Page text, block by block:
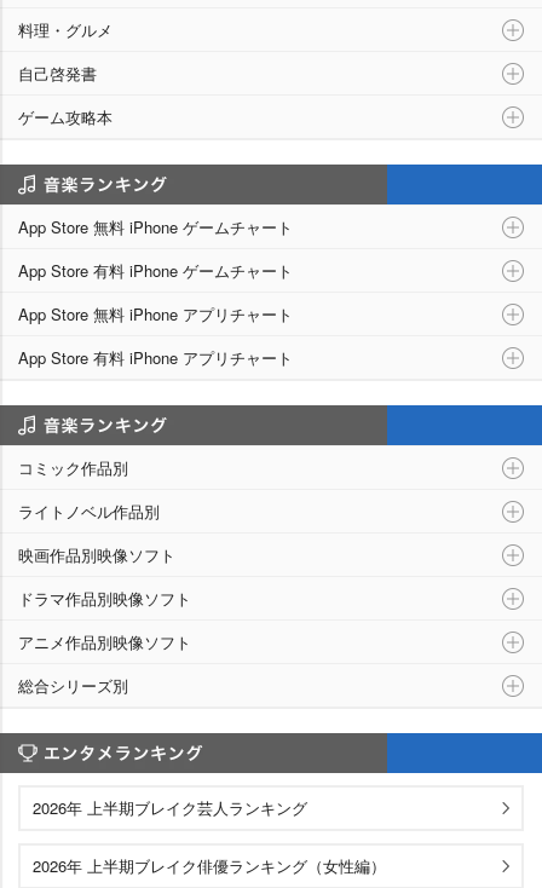
料理・グルメ
自己啓発書
ゲーム攻略本
App Store 無料 iPhone ゲームチャート
App Store 有料 iPhone ゲームチャート
App Store 無料 iPhone アプリチャート
App Store 有料 iPhone アプリチャート
コミック作品別
ライトノベル作品別
映画作品別映像ソフト
ドラマ作品別映像ソフト
アニメ作品別映像ソフト
総合シリーズ別
2026年 上半期ブレイク芸人ランキング
2026年 上半期ブレイク俳優ランキング（女性編）